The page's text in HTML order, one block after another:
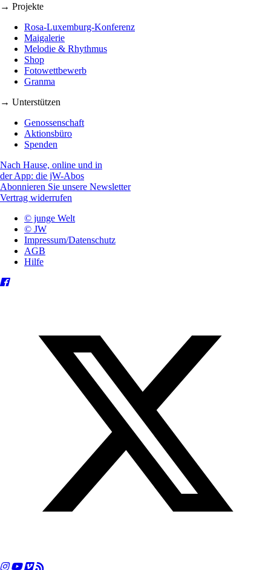
→ Projekte
Rosa-Luxemburg-Konferenz
Maigalerie
Melodie & Rhythmus
Shop
Fotowettbewerb
Granma
→ Unterstützen
Genossenschaft
Aktionsbüro
Spenden
Nach Hause, online und in
der App: die jW-Abos
Abonnieren Sie unsere Newsletter
Vertrag widerrufen
© junge Welt
© JW
Impressum/Datenschutz
AGB
Hilfe